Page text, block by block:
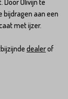
Door Olivijn te
bijdragen aan een
met ijzer.
dealerof